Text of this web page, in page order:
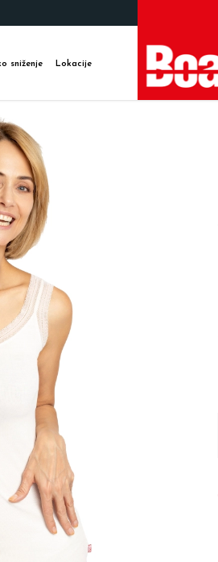
sniženje Lokacije